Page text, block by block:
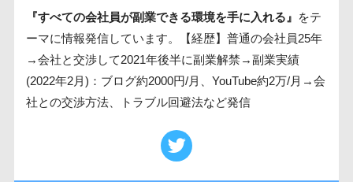
『すべての会社員が副業できる環境を手に入れる』
をテ
ーマに情報発信しています。【経歴】普通の会社員25年
→会社と交渉して2021年後半に副業解禁→副業実績
(2022年2月)：ブログ約2000円/月、YouTube約2万/月→会
社との交渉方法、トラブル回避法など発信